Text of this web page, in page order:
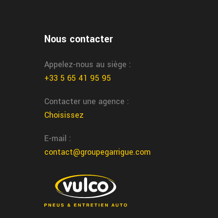
saint laurent les tours freinage
assurons l’entretien et la reparation du freinage
a saint laurent les tours chez garrigue vulco
emploi technicien
pneumatique saint laurent
Nous contacter
Appelez-nous au siège :
+33 5 65 41 95 95
Contacter une agence :
Choisissez
E-mail :
contact@groupegarrigue.com